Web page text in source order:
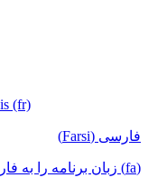
(it)
en français (fr)